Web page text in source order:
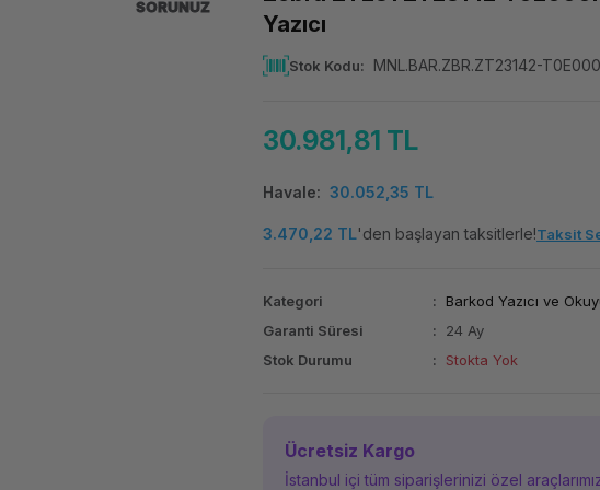
SORUNUZ
Yazıcı
Stok Kodu MNL.BAR.ZBR.ZT23142-
30.981,81 TL
Havale 30.052,35 TL
3.470,22 TL'den başlayan taksitlerle!Taksit
Kategori
Barkod Yazıcı ve
Garanti Süresi
24 Ay
Stok Durumu
Stokta Yok
Ücretsiz Kargo
İstanbul içi tüm siparişlerinizi özel